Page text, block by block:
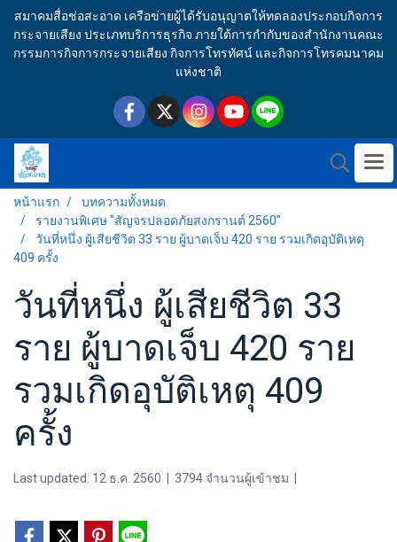
สมาคมสื่อช่อสะอาด เครือข่ายผู้ได้รับอนุญาตให้ทดลองประกอบกิจการ
กระจายเสียง ประเภทบริการธุรกิจ ภายใต้การกำกับของสำนักงานคณะ
กรรมการกิจการกระจายเสียง กิจการโทรทัศน์ และกิจการโทรคมนาคม
แห่งชาติ
หน้าแรก
บทความทั้งหมด
รายงานพิเศษ "สัญจรปลอดภัยสงกรานต์ 2560"
วันที่หนึ่ง ผู้เสียชีวิต 33 ราย ผู้บาดเจ็บ 420 ราย รวมเกิดอุบัติเหตุ
409 ครั้ง
วันที่หนึ่ง ผู้เสียชีวิต 33
ราย ผู้บาดเจ็บ 420 ราย
รวมเกิดอุบัติเหตุ 409
ครั้ง
Last updated: 12 ธ.ค. 2560 3794 จำนวนผู้เข้าชม